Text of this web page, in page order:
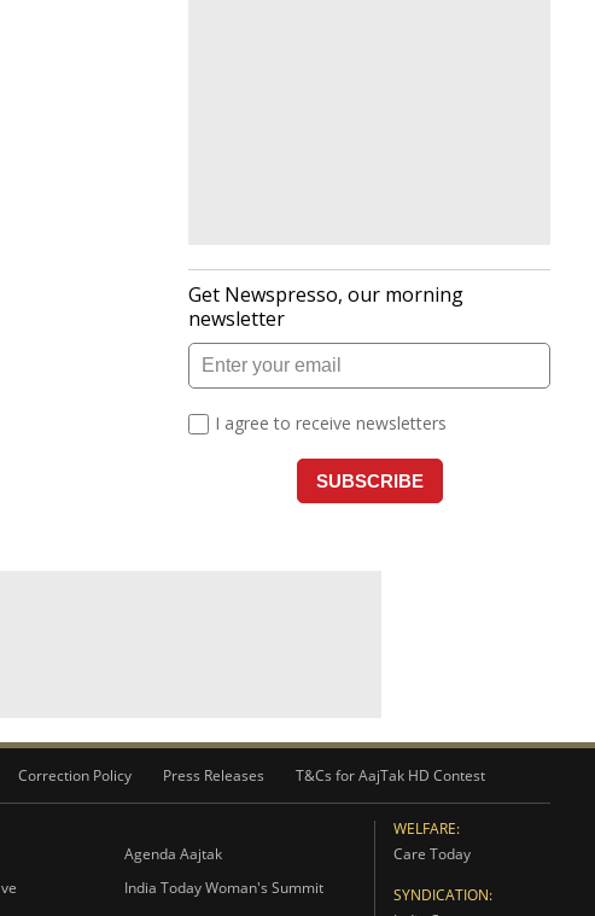
Correction Policy Press Releases T&Cs for AajTak HD Contest
Agenda Aajtak
India Today Woman's Summit
WELFARE:
Care Today
SYNDICATION: